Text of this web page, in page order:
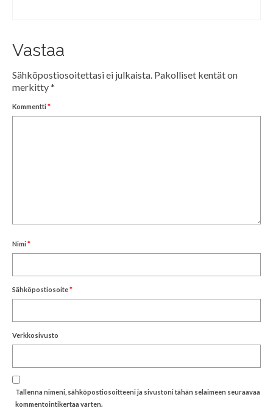
Vastaa
Sähköpostiosoitettasi ei julkaista. Pakolliset kentät on
merkitty*
Kommentti*
Nimi*
Sähköpostiosoite*
Verkkosivusto
Tallenna nimeni, sähköpostiosoitteeni ja sivustoni tähän selaimeen seuraavaa
kommentointikertaa varten.